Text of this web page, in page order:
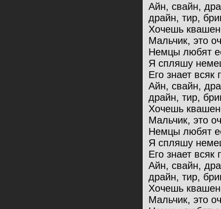
Айн, свайн,
драйн, тир,
Хочешь
Мальчик, это
Немцы любят
Я спляшу
Его знает всяк
Айн, свайн,
драйн, тир,
Хочешь
Мальчик, это
Немцы любят
Я спляшу
Его знает всяк
Айн, свайн,
драйн, тир,
Хочешь
Мальчик, это